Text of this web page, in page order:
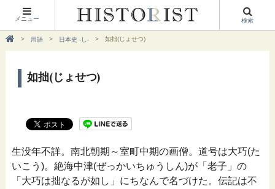
メニュー 検索
用語 日本史 -し- 如拙(じょせつ)
如拙(じょせつ)
生没年不詳。南北朝期～室町中期の画僧。道号は大巧(た
いこう)。絶海中津(ぜっかいちゅうしん)が「老子」の
「大巧は拙なるが如し」にちなんで名づけた。伝記は不